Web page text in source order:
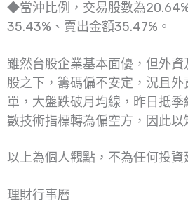
◆當沖比例，交易股數為
35.43%、賣出金額35.47%。
雖然台股企業基本面優，但外
股之下，籌碼偏不安定，況且
單，大盤跌破月均線，昨日抵
數技術指標轉為偏空方，因此以
以上為個人觀點，不為任何投資
理財行事曆